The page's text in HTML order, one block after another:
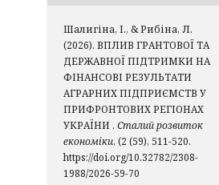
Шалигіна, І., & Рибіна, Л.
(2026). ВПЛИВ ГРАНТОВОЇ ТА
ДЕРЖАВНОЇ ПІДТРИМКИ НА
ФІНАНСОВІ РЕЗУЛЬТАТИ
АГРАРНИХ ПІДПРИЄМСТВ У
ПРИФРОНТОВИХ РЕГІОНАХ
УКРАЇНИ . Сталий розвиток
економіки, (2 (59), 511-520.
https://doi.org/10.32782/2308-
1988/2026-59-70